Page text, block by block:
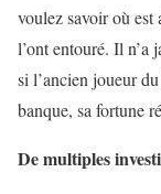
voulez savoir où est
l’ont entouré. Il n’a
si l’ancien joueur
banque, sa fortune
De multiples